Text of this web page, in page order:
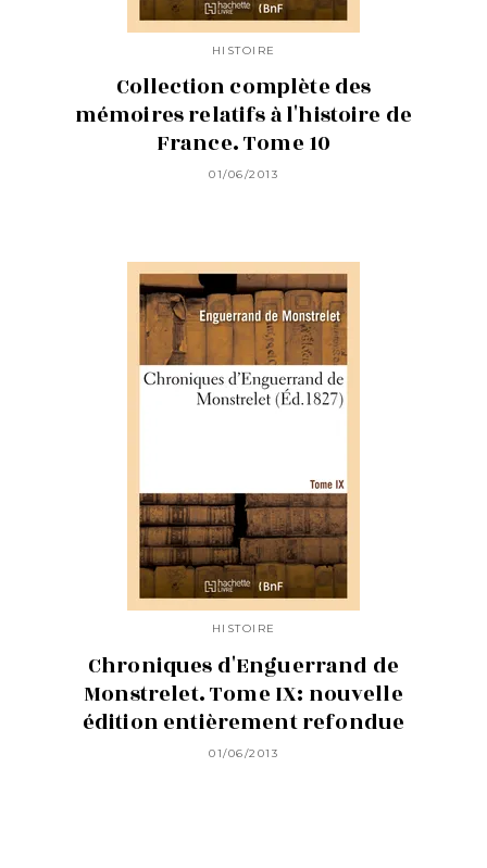
HISTOIRE
Collection complète des
mémoires relatifs à l'histoire de
France. Tome 10
01/06/2013
HISTOIRE
Chroniques d'Enguerrand de
Monstrelet. Tome IX: nouvelle
édition entièrement refondue
01/06/2013